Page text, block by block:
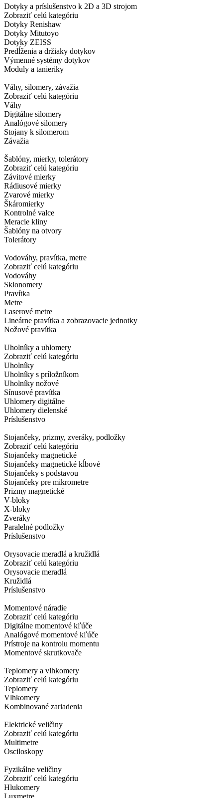
Dotyky a príslušenstvo k 2D a 3D strojom
Zobraziť celú kategóriu
Dotyky Renishaw
Dotyky Mitutoyo
Dotyky ZEISS
Predĺženia a držiaky dotykov
Výmenné systémy dotykov
Moduly a tanieriky
Váhy, silomery, závažia
Zobraziť celú kategóriu
Váhy
Digitálne silomery
Analógové silomery
Stojany k silomerom
Závažia
Šablóny, mierky, tolerátory
Zobraziť celú kategóriu
Závitové mierky
Rádiusové mierky
Zvarové mierky
Škáromierky
Kontrolné valce
Meracie kliny
Šablóny na otvory
Tolerátory
Vodováhy, pravítka, metre
Zobraziť celú kategóriu
Vodováhy
Sklonomery
Pravítka
Metre
Laserové metre
Lineárne pravítka a zobrazovacie jednotky
Nožové pravítka
Uholníky a uhlomery
Zobraziť celú kategóriu
Uholníky
Uholníky s príložníkom
Uholníky nožové
Sínusové pravítka
Uhlomery digitálne
Uhlomery dielenské
Príslušenstvo
Stojančeky, prizmy, zveráky, podložky
Zobraziť celú kategóriu
Stojančeky magnetické
Stojančeky magnetické kĺbové
Stojančeky s podstavou
Stojančeky pre mikrometre
Prizmy magnetické
V-bloky
X-bloky
Zveráky
Paralelné podložky
Príslušenstvo
Orysovacie meradlá a kružidlá
Zobraziť celú kategóriu
Orysovacie meradlá
Kružidlá
Príslušenstvo
Momentové náradie
Zobraziť celú kategóriu
Digitálne momentové kľúče
Analógové momentové kľúče
Prístroje na kontrolu momentu
Momentové skrutkovače
Teplomery a vlhkomery
Zobraziť celú kategóriu
Teplomery
Vlhkomery
Kombinované zariadenia
Elektrické veličiny
Zobraziť celú kategóriu
Multimetre
Osciloskopy
Fyzikálne veličiny
Zobraziť celú kategóriu
Hlukomery
Luxmetre